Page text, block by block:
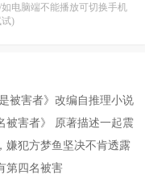
电脑端不能播放可切换手机
)
被害者》改编自推理小说
被害者》 原著描述一起震
嫌犯方梦鱼坚决不肯透露
第四名被害